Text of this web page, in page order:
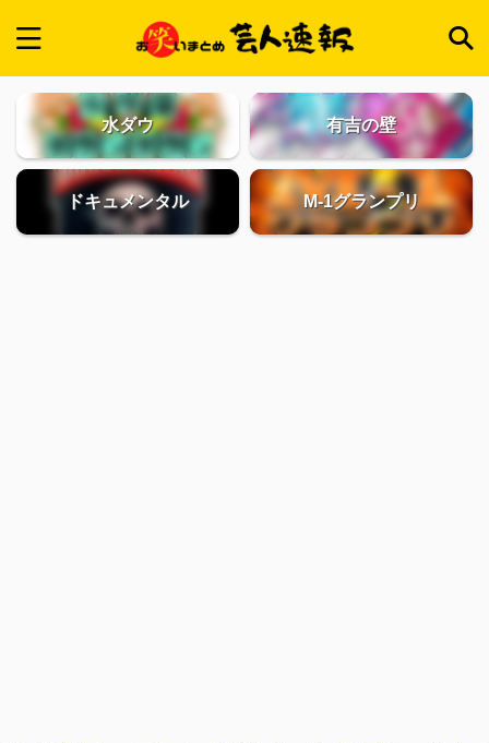
水ダウ 有吉の壁
ドキュメンタル M-1グランプリ